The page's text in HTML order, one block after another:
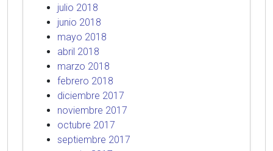
julio 2018
junio 2018
mayo 2018
abril 2018
marzo 2018
febrero 2018
diciembre 2017
noviembre 2017
octubre 2017
septiembre 2017